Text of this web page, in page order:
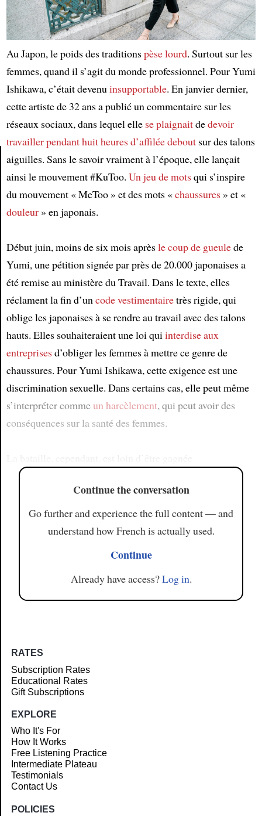
Article
Au Japon, le poids des traditionspèse lourd. Surtout sur les
femmes, quand il s’agit du monde professionnel. Pour Yumi
Ishikawa, c’était devenuinsupportable. En janvier dernier,
cette artiste de 32 ans a publié un commentaire sur les
réseaux sociaux, dans lequel elle se plaignaitdedevoir
travailler pendant huit heures d’affiléedeboutsur des talons
aiguilles. Sans le savoir vraiment à l’époque, elle lançait
ainsi le mouvement #KuToo. Un jeu de motsqui s’inspire
du mouvement « MeToo » et des mots «chaussures» et «
douleur» en japonais.
Début juin, moins de six mois aprèsle coup de gueulede
Yumi, une pétition signée par près de 20.000 japonaises a
été remise au ministère du Travail. Dans le texte, elles
réclament la fin d’uncode vestimentairetrès rigide, qui
oblige les japonaises à se rendre au travail avec des talons
hauts. Elles souhaiteraient une loi quiinterdise aux
entreprisesd’obliger les femmes à mettre ce genre de
chaussures. Pour Yumi Ishikawa, cette exigence est une
discrimination sexuelle. Dans certains cas, elle peut même
s’interpréter commeun harcèlement, qui peut avoir des
conséquences sur la santé des femmes.
Continue the conversation
Go further and experience the full content — and
understand how French is actually used.
Continue
Already have access?Log in.
RATES
Subscription Rates
Educational Rates
Gift Subscriptions
EXPLORE
Who It's For
How It Works
Free Listening Practice
Intermediate Plateau
Testimonials
Contact Us
POLICIES